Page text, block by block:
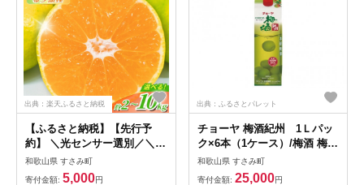
出典：楽天ふるさと納税
【ふるさと納税】【先行予
約】 ＼光センサー選別／＼農
家直送／ 甘くて濃厚 希少品
種 ゆら早生みかん 【ご家庭
和歌山県 すさみ町
寄付金額: 5,000円
出典：ふるさとパレット
チョーヤ 梅酒紀州 1Ｌパッ
ク×6本（1ケース）/梅酒 梅
ウメ お酒 リキュール 酒 紀州
和歌山 CHOYA 国産
和歌山県 すさみ町
寄付金額: 25,000円